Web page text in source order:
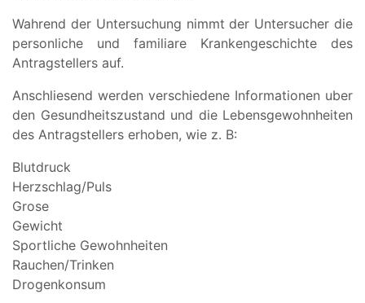
Wahrend der Untersuchung nimmt der Untersucher die
personliche und familiare Krankengeschichte des
Antragstellers auf.
Anschliesend werden verschiedene Informationen uber
den Gesundheitszustand und die Lebensgewohnheiten
des Antragstellers erhoben, wie z. B:
Blutdruck
Herzschlag/Puls
Grose
Gewicht
Sportliche Gewohnheiten
Rauchen/Trinken
Drogenkonsum